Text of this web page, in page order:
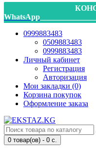
WhatsApp_______________
0999883483
0509883483
0999883483
Личный кабинет
Регистрация
Авторизация
Мои закладки (0)
Корзина покупок
Оформление заказа
0 товар(ов) - 0 с.